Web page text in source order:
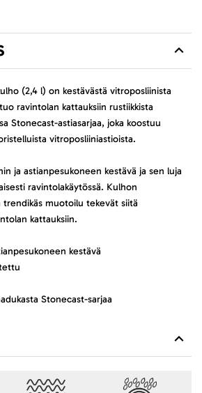
(2,4 l) on kestävästä vitroposliinista
ravintolan kattauksiin rustiikkista
Stonecast-astiasarjaa, joka koostuu
vitroposliiniastioista.
ja astianpesukoneen kestävä ja sen luja
ravintolakäytössä. Kulhon
muotoilu tekevät siitä
kattauksiin.
kestävä
Stonecast-sarjaa